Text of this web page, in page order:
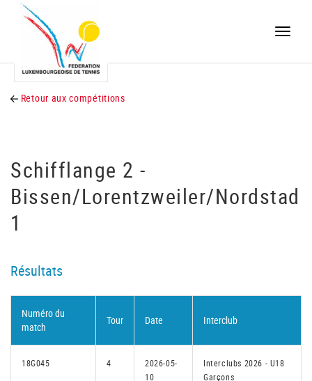
Toggle
Retour aux compétitions
Schifflange 2 -
Bissen/Lorentzweiler/Nordstad
1
Résultats
Numéro du
match
Tour Date Interclub
18G045 4
2026-05-
10
Interclubs 2026 - U18
Garçons